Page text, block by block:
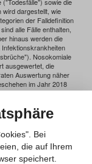
Bei
die auf Ihrem
speichert.